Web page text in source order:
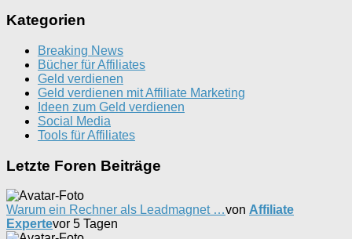
Kategorien
Breaking News
Bücher für Affiliates
Geld verdienen
Geld verdienen mit Affiliate Marketing
Ideen zum Geld verdienen
Social Media
Tools für Affiliates
Letzte Foren Beiträge
Warum ein Rechner als Leadmagnet …von Affiliate
Expertevor 5 Tagen